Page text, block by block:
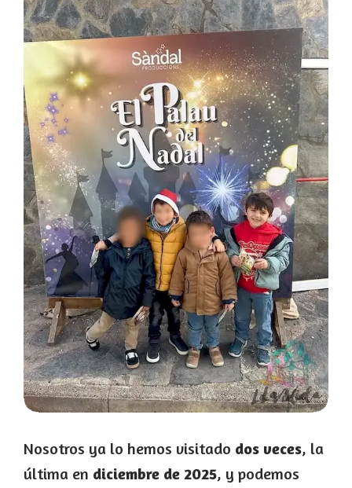
Nosotros ya lo hemos visitado dos veces, la
última en diciembre de 2025, y podemos